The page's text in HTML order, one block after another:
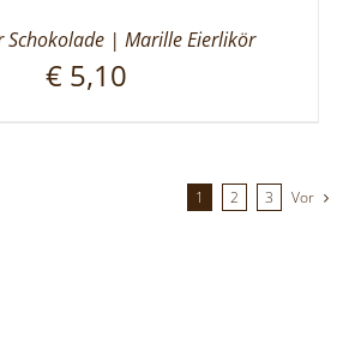
Schokolade | Marille Eierlikör
€ 5,10
1 2 3 Vor